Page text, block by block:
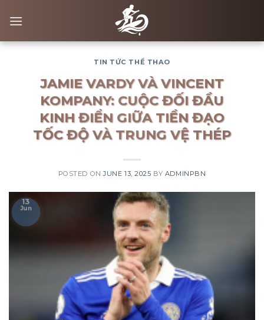
TIN TỨC THỂ THAO
JAMIE VARDY VÀ VINCENT
KOMPANY: CUỘC ĐỐI ĐẦU
KINH ĐIỂN GIỮA TIỀN ĐẠO
TỐC ĐỘ VÀ TRUNG VỆ THÉP
POSTED ONJUNE 13, 2025 BY ADMINPBN
13
Jun